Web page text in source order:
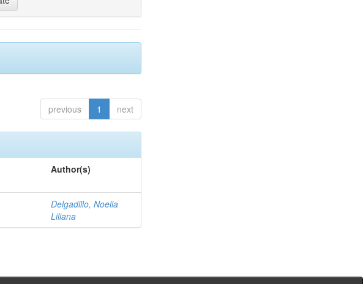
previous 1 next
Author(s)
Delgadillo, Noelia
Liliana